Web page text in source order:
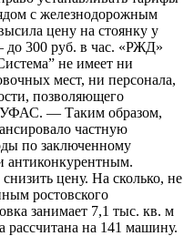
с железнодорожным
цену на стоянку у
до 300 руб. в час. «РЖД»
не имеет ни
мест, ни персонала,
позволяющего
УФАС. — Таким образом,
частную
по заключенному
антиконкурентным.
цену. На сколько, не
ростовского
занимает 7,1 тыс. кв. м
на 141 машину.